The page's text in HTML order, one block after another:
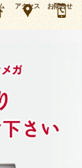
40万円で買取・質預かり
マルカにお任せ下さい。
アクセス お問合せ